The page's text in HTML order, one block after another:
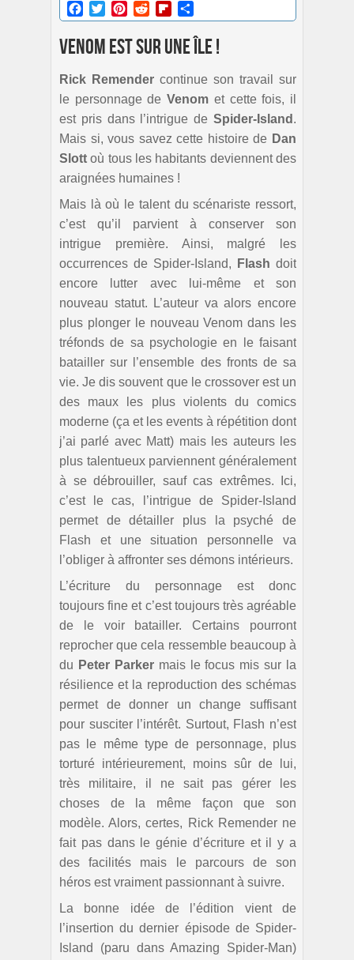
Facebook
TwitterPinterestRedditFlipboard
Venom est sur une île !
Rick Remender continue son travail sur
le personnage deVenom et cette fois, il
est pris dans l’intrigue de Spider-Island .
Mais si, vous savez cette histoire de Dan
Slott où tous les habitants deviennent des
araignées humaines !
Mais là où le talent du scénariste ressort,
c’est qu’il parvient à conserver son
intrigue première. Ainsi, malgré les
occurrences de Spider-Island,
Flash doit
encore lutter avec lui-même et son
nouveau statut. L’auteur va alors encore
plus plonger le nouveau Venom dans les
tréfonds de sa psychologie en le faisant
batailler sur l’ensemble des fronts de sa
vie. Je dis souvent que le crossover est un
des maux les plus violents du comics
moderne (ça et les events à répétition dont
j’ai parlé avec Matt) mais les auteurs les
plus talentueux parviennent généralement
à se débrouiller, sauf cas extrêmes. Ici,
c’est le cas, l’intrigue de Spider-Island
permet de détailler plus la psyché de
Flash et une situation personnelle va
l’obliger à affronter ses démons intérieurs.
L’écriture du personnage est donc
toujours fine et c’est toujours très agréable
de le voir batailler. Certains pourront
reprocher que cela ressemble beaucoup à
du Peter Parkermais le focus mis sur la
résilience et la reproduction des schémas
permet de donner un change suffisant
pour susciter l’intérêt. Surtout, Flash n’est
pas le même type de personnage, plus
torturé intérieurement, moins sûr de lui,
très militaire, il ne sait pas gérer les
choses de la même façon que son
modèle. Alors, certes, Rick Remender ne
fait pas dans le génie d’écriture et il y a
des facilités mais le parcours de son
héros est vraiment passionnant à suivre.
La bonne idée de l’édition vient de
l’insertion du dernier épisode de Spider-
Island (paru dans Amazing Spider-Man)